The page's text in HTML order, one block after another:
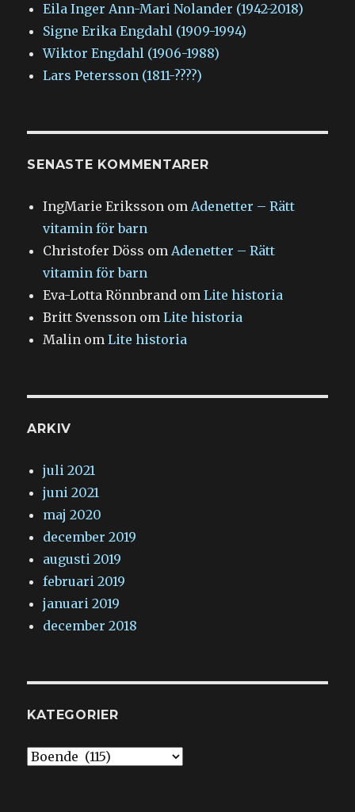
Eila Inger Ann-Mari Nolander (1942-2018)
Signe Erika Engdahl (1909-1994)
Wiktor Engdahl (1906-1988)
Lars Petersson (1811-????)
SENASTE KOMMENTARER
IngMarie Eriksson omAdenetter – Rätt
vitamin för barn
Christofer Döss omAdenetter – Rätt
vitamin för barn
Eva-Lotta Rönnbrand omLite historia
Britt Svensson omLite historia
Malin omLite historia
ARKIV
juli 2021
juni 2021
maj 2020
december 2019
augusti 2019
februari 2019
januari 2019
december 2018
KATEGORIER
Kategorier